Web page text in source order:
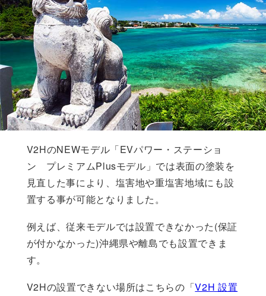
V2HのNEWモデル「EVパワー・ステーショ
ン プレミアムPlusモデル」では表面の塗装を
見直した事により、塩害地や重塩害地域にも設
置する事が可能となりました。
例えば、従来モデルでは設置できなかった(保証
が付かなかった)沖縄県や離島でも設置できま
す。
V2Hの設置できない場所はこちらの「V2H 設置